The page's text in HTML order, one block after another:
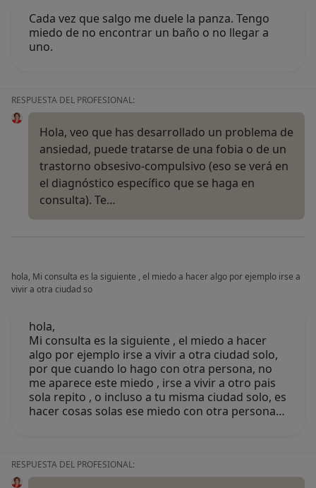
Cada vez que salgo me duele la panza. Tengo
miedo de no encontrar un baño o no llegar a
uno.
RESPUESTA DEL PROFESIONAL:
Hola, veo que has desarrollado un problema de
ansiedad, puede tratarse de una fobia o de un
trastorno obsesivo-compulsivo (eso se verá en
el diagnóstico específico que se haga en
consulta). Te…
hola, Mi consulta es la siguiente , el miedo a hacer algo por ejemplo irse a
vivir a otra ciudad so
hola,
Mi consulta es la siguiente , el miedo a hacer
algo por ejemplo irse a vivir a otra ciudad solo,
por que cuando lo hago con otra persona, no
me aparece este miedo , irse a vivir a otro pais
sola repito , o incluso a tu misma ciudad solo, es
hacer cosas solas ese miedo con otra persona…
RESPUESTA DEL PROFESIONAL: